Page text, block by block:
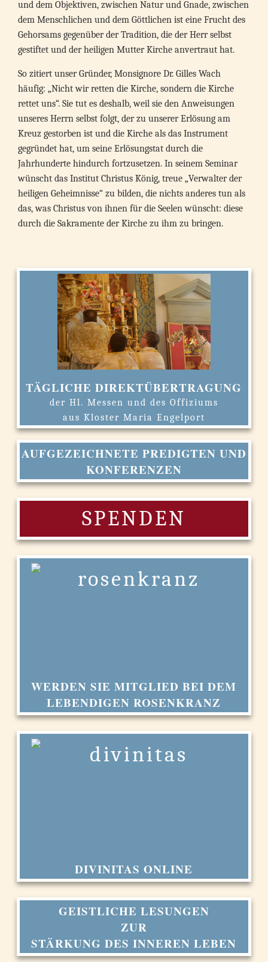
und dem Objektiven, zwischen Natur und Gnade, zwischen
dem Menschlichen und dem Göttlichen ist eine Frucht des
Gehorsams gegenüber der Tradition, die der Herr selbst
gestiftet und der heiligen Mutter Kirche anvertraut hat.
So zitiert unser Gründer, Monsignore Dr. Gilles Wach
häufig: „Nicht wir retten die Kirche, sondern die Kirche
rettet uns“. Sie tut es deshalb, weil sie den Anweisungen
unseres Herrn selbst folgt, der zu unserer Erlösung am
Kreuz gestorben ist und die Kirche als das Instrument
gegründet hat, um seine Erlösungstat durch die
Jahrhunderte hindurch fortzusetzen. In seinem Seminar
wünscht das Institut Christus König, treue „Verwalter der
heiligen Geheimnisse“ zu bilden, die nichts anderes tun als
das, was Christus von ihnen für die Seelen wünscht: diese
durch die Sakramente der Kirche zu ihm zu bringen.
TÄGLICHE DIREKTÜBERTRAGUNG
der Hl. Messen und des Offiziums
aus Kloster Maria Engelport
AUFGEZEICHNETE PREDIGTEN UND
KONFERENZEN
SPENDEN
WERDEN SIE MITGLIED BEI DEM
LEBENDIGEN ROSENKRANZ
DIVINITAS ONLINE
GEISTLICHE LESUNGEN
ZUR
STÄRKUNG DES INNEREN LEBEN